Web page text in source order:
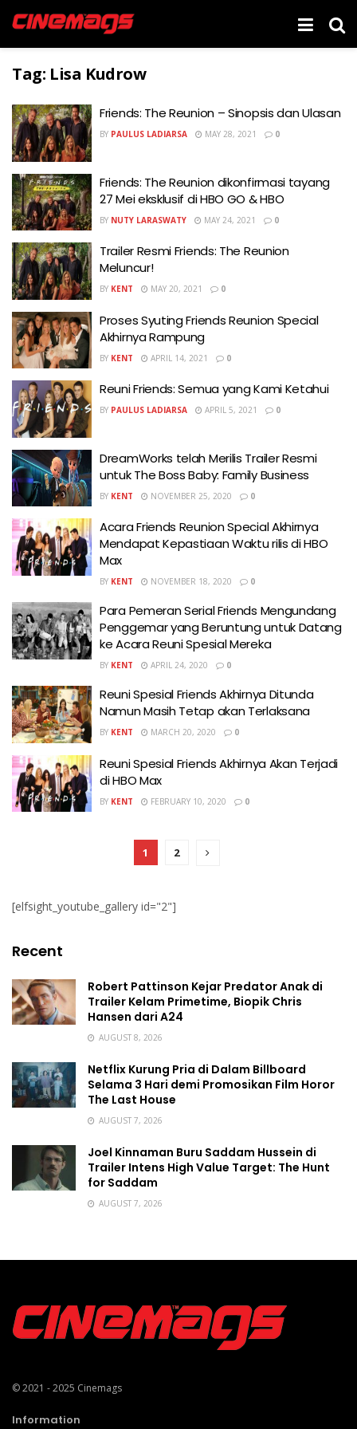
Tag: Lisa Kudrow
Friends: The Reunion – Sinopsis dan Ulasan
BY PAULUS LADIARSA MAY 28, 2021 0
Friends: The Reunion dikonfirmasi tayang
27 Mei eksklusif di HBO GO & HBO
BY NUTY LARASWATY MAY 24, 2021 0
Trailer Resmi Friends: The Reunion
Meluncur!
BY KENT MAY 20, 2021 0
Proses Syuting Friends Reunion Special
Akhirnya Rampung
BY KENT APRIL 14, 2021 0
Reuni Friends: Semua yang Kami Ketahui
BY PAULUS LADIARSA APRIL 5, 2021 0
DreamWorks telah Merilis Trailer Resmi
untuk The Boss Baby: Family Business
BY KENT NOVEMBER 25, 2020 0
Acara Friends Reunion Special Akhirnya
Mendapat Kepastiaan Waktu rilis di HBO
Max
BY KENT NOVEMBER 18, 2020 0
Para Pemeran Serial Friends Mengundang
Penggemar yang Beruntung untuk Datang
ke Acara Reuni Spesial Mereka
BY KENT APRIL 24, 2020 0
Reuni Spesial Friends Akhirnya Ditunda
Namun Masih Tetap akan Terlaksana
BY KENT MARCH 20, 2020 0
Reuni Spesial Friends Akhirnya Akan Terjadi
di HBO Max
BY KENT FEBRUARY 10, 2020 0
1 2
[elfsight_youtube_gallery id="2"]
Recent
Robert Pattinson Kejar Predator Anak di
Trailer Kelam Primetime, Biopik Chris
Hansen dari A24
AUGUST 8, 2026
Netflix Kurung Pria di Dalam Billboard
Selama 3 Hari demi Promosikan Film Horor
The Last House
AUGUST 7, 2026
Joel Kinnaman Buru Saddam Hussein di
Trailer Intens High Value Target: The Hunt
for Saddam
AUGUST 7, 2026
© 2021 - 2025 Cinemags
Information